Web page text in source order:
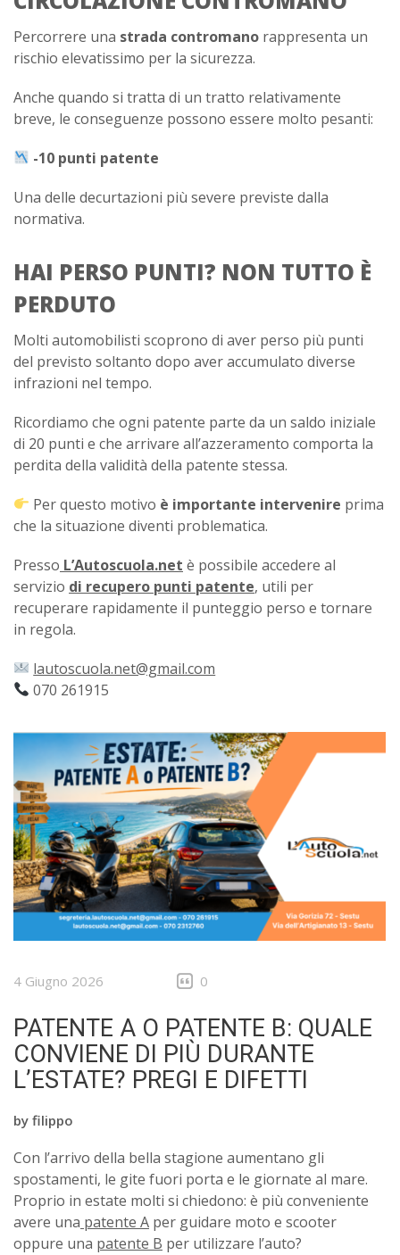
Percorrere una strada contromano rappresenta un
rischio elevatissimo per la sicurezza.
Anche quando si tratta di un tratto relativamente
breve, le conseguenze possono essere molto pesanti:
-10 punti patente
Una delle decurtazioni più severe previste dalla
normativa.
HAI PERSO PUNTI? NON TUTTO È
PERDUTO
Molti automobilisti scoprono di aver perso più punti
del previsto soltanto dopo aver accumulato diverse
infrazioni nel tempo.
Ricordiamo che ogni patente parte da un saldo iniziale
di 20 punti e che arrivare all’azzeramento comporta la
perdita della validità della patente stessa.
Per questo motivo è importante intervenire prima
che la situazione diventi problematica.
Presso L’Autoscuola.net è possibile accedere al
servizio di recupero punti patente, utili per
recuperare rapidamente il punteggio perso e tornare
in regola.
lautoscuola.net@gmail.com
070 261915
4 Giugno 2026 0
PATENTE A O PATENTE B: QUALE
CONVIENE DI PIÙ DURANTE
L’ESTATE? PREGI E DIFETTI
by filippo
Con l’arrivo della bella stagione aumentano gli
spostamenti, le gite fuori porta e le giornate al mare.
Proprio in estate molti si chiedono: è più conveniente
avere una patente A per guidare moto e scooter
oppure una patente B per utilizzare l’auto?